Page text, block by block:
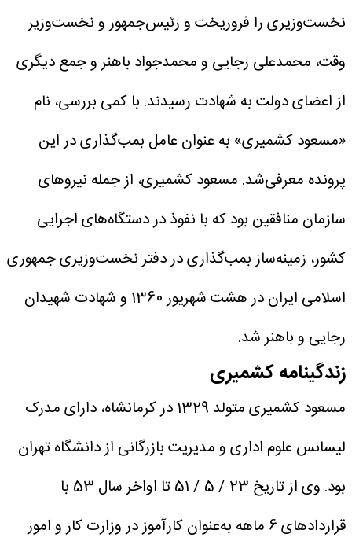
نخست‌وزیری را فروریخت و رئیس‌جمهور و نخست‌وزیر
وقت، محمدعلی رجایی و محمدجواد باهنر و جمع دیگری
از اعضای دولت به شهادت رسیدند. با کمی بررسی، نام
«مسعود کشمیری» به‌ عنوان عامل بمب‌گذاری در این
پرونده معرفی‌شد. مسعود کشمیری، از جمله نیرو‌های
سازمان منافقین بود که با نفوذ در دستگاه‌های اجرایی
کشور، زمینه‌ساز بمب‌گذاری در دفتر نخست‌وزیری جمهوری
اسلامی ایران در هشت شهریور 1360 و شهادت شهیدان
رجایی و باهنر شد.
زندگینامه کشمیری
مسعود کشمیری متولد 1329 در کرمانشاه، دارای مدرک
لیسانس علوم اداری و مدیریت بازرگانی از دانشگاه تهران
بود. وی از تاریخ 23 / 5 / 51 تا اواخر سال 53 با
قرارداد‌های 6 ماهه به‌عنوان کارآموز در وزارت کار و امور